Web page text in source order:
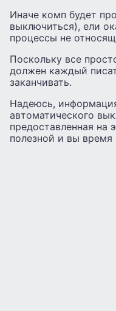
Иначе комп будет
выключиться), ели
процессы не
Поскольку все
должен каждый
заканчивать.
Надеюсь,
автоматического
предоставленная на
полезной и вы время